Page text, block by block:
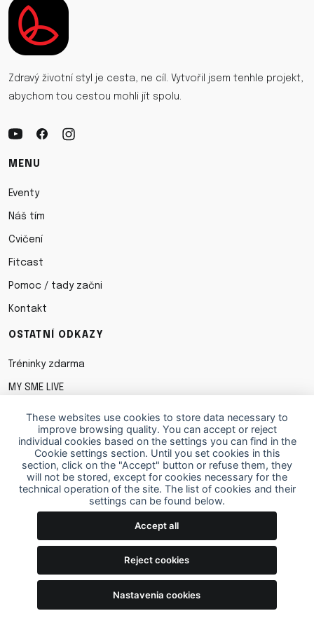
Zdravý životní styl je cesta, ne cíl. Vytvořil jsem tenhle projekt,
abychom tou cestou mohli jít spolu.
MENU
Eventy
Náš tím
Cvičení
Fitcast
Pomoc / tady začni
Kontakt
OSTATNÍ ODKAZY
Tréninky zdarma
MY SME LIVE
Obchodní podmínky
Ochrana osobních udaju
Cookies
STÁHNI SI APKU
These websites use cookies to store data necessary to
improve browsing quality. You can accept or reject
individual cookies based on the settings you can find in the
Cookie settings section. Until you set cookies in this
section, click on the "Accept" button or refuse them, they
will not be stored, except for cookies necessary for the
technical operation of the site. The list of cookies and their
settings can be found below.
Accept all
Reject cookies
Nastavenia cookies